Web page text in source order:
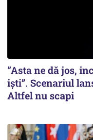
”Asta ne dă jos,
iști”. Scenariul
Altfel nu scapi